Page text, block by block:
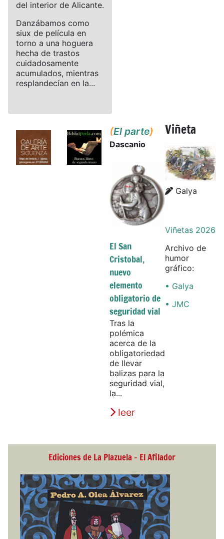
del interior de Alicante.
Danzábamos como
siux de película en
torno a una hoguera
hecha de trastos
cuidadosamente
acumulados, mientras
resplandecían en la...
(El parte)
Dascanio
El San
Cristobal,
nuevo
elemento
obligatorio de
seguridad vial
Tras la
polémica
acerca de la
obligatoriedad
de llevar
balizas para la
seguridad vial,
la...
leer
Viñeta
Details
Details
Galya
Viñetas 2026
Archivo de
humor
gráfico:
• Galya
• JMC
Ediciones de La Plazuela - El Afilador